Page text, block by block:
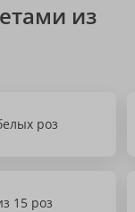
из
роз
15 роз